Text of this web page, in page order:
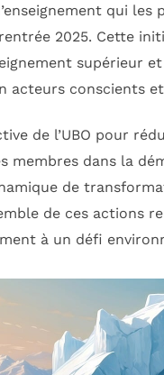
qui les
2025. Cette
supérieur
acteurs conscients
de l’UBO pour
membres dans la
de
de ces actions
à un défi